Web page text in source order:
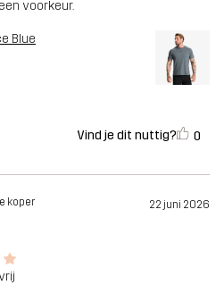
voorkeur.
Blue
Vind je dit nuttig? 0
koper 22 juni 2026